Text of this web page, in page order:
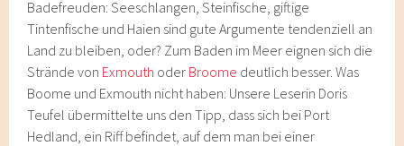
Badefreuden: Seeschlangen, Steinfische, giftige
Tintenfische und Haien sind gute Argumente tendenziell an
Land zu bleiben, oder? Zum Baden im Meer eignen sich die
Strände von Exmouth oder Broome deutlich besser. Was
Boome und Exmouth nicht haben: Unsere Leserin Doris
Teufel übermittelte uns den Tipp, dass sich bei Port
Hedland, ein Riff befindet, auf dem man bei einer